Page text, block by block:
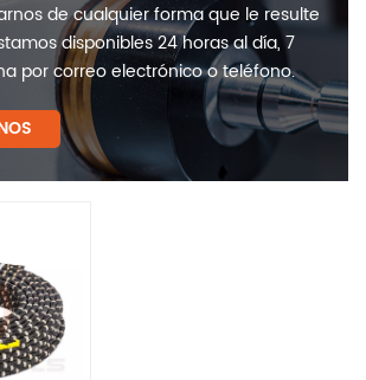
de cualquier forma que le resulte
disponibles 24 horas al día, 7
por correo electrónico o teléfono.